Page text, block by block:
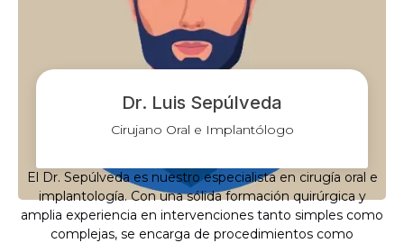
Dr. Luis Sepúlveda
Cirujano Oral e Implantólogo
El Dr. Sepúlveda es nuestro especialista en cirugía oral e
implantología. Con una sólida formación quirúrgica y
amplia experiencia en intervenciones tanto simples como
complejas, se encarga de procedimientos como